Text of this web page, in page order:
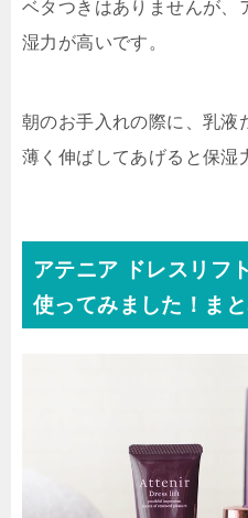
ベタつきはありませんが、
湿力が高いです。
朝のお手入れの際に、乳液
薄く伸ばしてあげると保湿
アテニア ドレスリフ
使ってみました！ま